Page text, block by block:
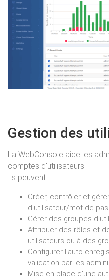
Gestion des
La WebConsole aide les
comptes d'utilisateurs.
Ils peuvent
Créer, contrôler et
d'utilisateur/mot de
Gérer des groupes
Attribuer des rôles et
utilisateurs ou à des
Configurer l'auto-
validation par les
Mise en place d'une